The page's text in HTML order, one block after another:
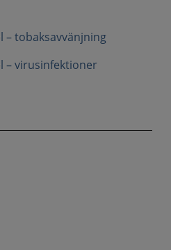
– tobaksavvänjning
– virusinfektioner